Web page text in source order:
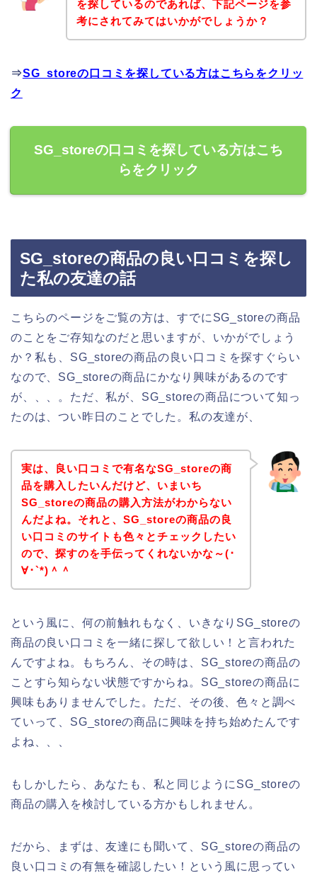
を探しているのであれば、下記ページを参
考にされてみてはいかがでしょうか？
⇒SG_storeの口コミを探している方はこちらをクリッ
ク
SG_storeの口コミを探している方はこち
らをクリック
SG_storeの商品の良い口コミを探し
た私の友達の話
こちらのページをご覧の方は、すでにSG_storeの商品
のことをご存知なのだと思いますが、いかがでしょう
か？私も、SG_storeの商品の良い口コミを探すぐらい
なので、SG_storeの商品にかなり興味があるのです
が、、、。ただ、私が、SG_storeの商品について知っ
たのは、つい昨日のことでした。私の友達が、
実は、良い口コミで有名なSG_storeの商
品を購入したいんだけど、いまいち
SG_storeの商品の購入方法がわからない
んだよね。それと、SG_storeの商品の良
い口コミのサイトも色々とチェックしたい
ので、探すのを手伝ってくれないかな～(･
∀･`*)＾＾
という風に、何の前触れもなく、いきなりSG_storeの
商品の良い口コミを一緒に探して欲しい！と言われた
んですよね。もちろん、その時は、SG_storeの商品の
ことすら知らない状態ですからね。SG_storeの商品に
興味もありませんでした。ただ、その後、色々と調べ
ていって、SG_storeの商品に興味を持ち始めたんです
よね、、、
もしかしたら、あなたも、私と同じようにSG_storeの
商品の購入を検討している方かもしれません。
だから、まずは、友達にも聞いて、SG_storeの商品の
良い口コミの有無を確認したい！という風に思ってい